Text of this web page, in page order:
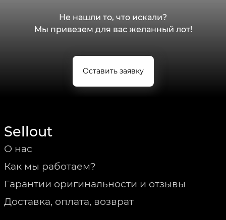
Не нашли то, что искали?
Мы привезем для вас желанный лот!
Оставить заявку
Sellout
О нас
Как мы работаем?
Гарантии оригинальности и отзывы
Доставка, оплата, возврат